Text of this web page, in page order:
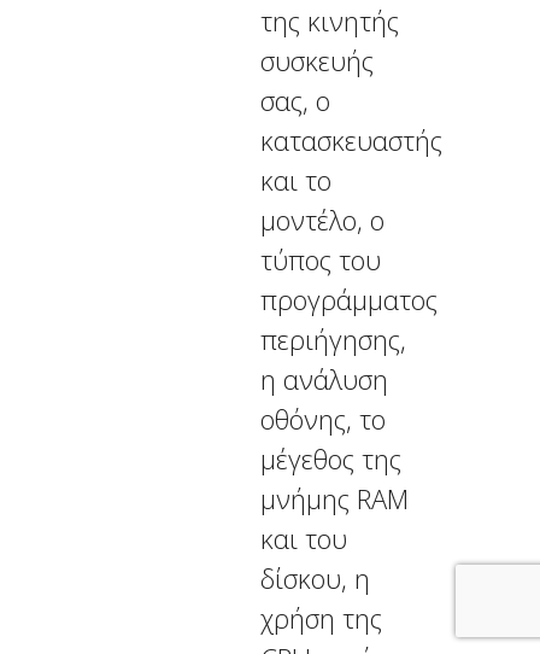
της κινητής
συσκευής
σας, ο
κατασκευαστής
και το
μοντέλο, ο
τύπος του
προγράμματος
περιήγησης,
η ανάλυση
οθόνης, το
μέγεθος της
μνήμης RAM
και του
δίσκου, η
χρήση της